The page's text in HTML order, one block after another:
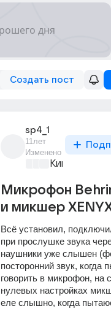
Создать пост
sp4_1
11лет
Изменено
Киномания
Микрофон
и микшер
Всё установил,
при прослушке звука
наушники уже слышен
посторонний звук, когда
говорить в микрофон, на
нулевых настройках
еле слышно, когда